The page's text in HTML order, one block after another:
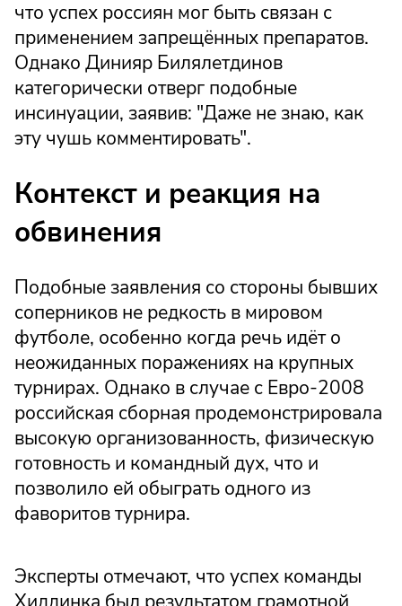
что успех россиян мог быть связан с
применением запрещённых препаратов.
Однако Динияр Билялетдинов
категорически отверг подобные
инсинуации, заявив: "Даже не знаю, как
эту чушь комментировать".
Контекст и реакция на
обвинения
Подобные заявления со стороны бывших
соперников не редкость в мировом
футболе, особенно когда речь идёт о
неожиданных поражениях на крупных
турнирах. Однако в случае с Евро-2008
российская сборная продемонстрировала
высокую организованность, физическую
готовность и командный дух, что и
позволило ей обыграть одного из
фаворитов турнира.
Эксперты отмечают, что успех команды